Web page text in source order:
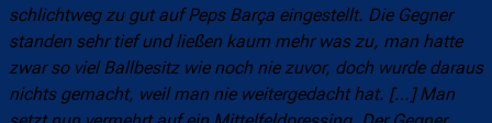
schlichtweg zu gut auf Peps Barça eingestellt. Die Gegner
standen sehr tief und ließen kaum mehr was zu, man hatte
zwar so viel Ballbesitz wie noch nie zuvor, doch wurde daraus
nichts gemacht, weil man nie weitergedacht hat. […] Man